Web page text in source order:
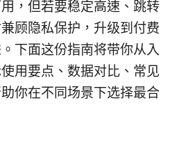
，但若要稳定高速、跳转
顾隐私保护，升级到付费
下面这份指南将带你从入
用要点、数据对比、常见
你在不同场景下选择最合